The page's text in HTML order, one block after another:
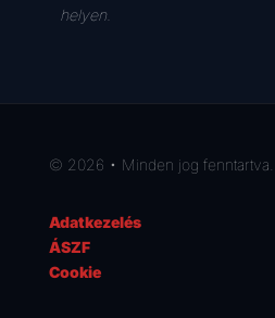
helyen.
© 2026 • Minden jog fenntartva.
Adatkezelés
ÁSZF
Cookie